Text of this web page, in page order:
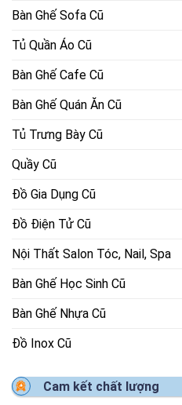
Bàn Ghế Sofa Cũ
Tủ Quần Áo Cũ
Bàn Ghế Cafe Cũ
Bàn Ghế Quán Ăn Cũ
Tủ Trưng Bày Cũ
Quầy Cũ
Đồ Gia Dụng Cũ
Đồ Điện Tử Cũ
Nội Thất Salon Tóc, Nail, Spa
Bàn Ghế Học Sinh Cũ
Bàn Ghế Nhựa Cũ
Đồ Inox Cũ
Cam kết chất lượng